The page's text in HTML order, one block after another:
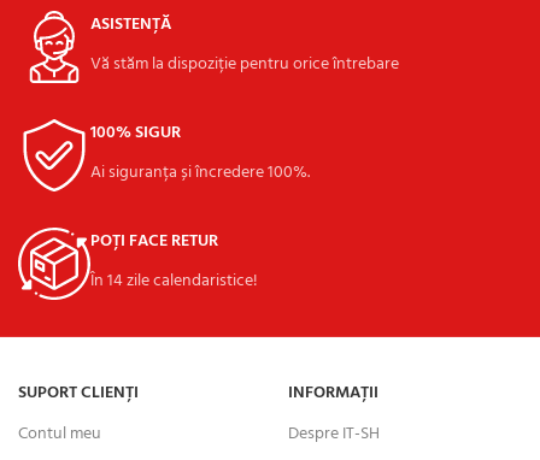
ASISTENȚĂ
Vă stăm la dispoziție pentru orice întrebare
100% SIGUR
Ai siguranța și încredere 100%.
POȚI FACE RETUR
În 14 zile calendaristice!
SUPORT CLIENȚI
Contul meu
INFORMAȚII
Despre IT-SH